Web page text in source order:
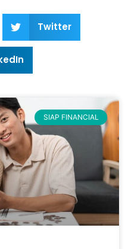
Twitter
SIAP FINANCIAL